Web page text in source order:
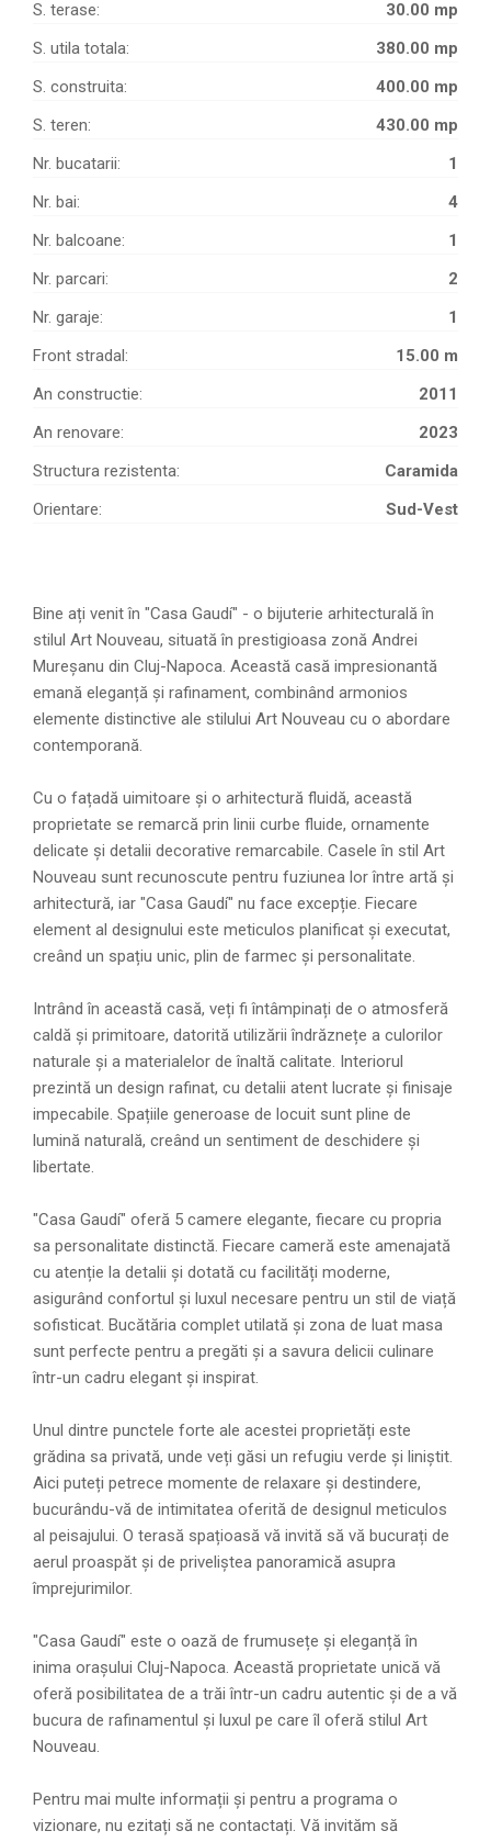
S. terase:
30.00 mp
S. utila totala:
380.00 mp
S. construita:
400.00 mp
S. teren:
430.00 mp
Nr. bucatarii:
1
Nr. bai:
4
Nr. balcoane:
1
Nr. parcari:
2
Nr. garaje:
1
Front stradal:
15.00 m
An constructie:
2011
An renovare:
2023
Structura rezistenta:
Caramida
Orientare:
Sud-Vest
Bine ați venit în "Casa Gaudí" - o bijuterie arhitecturală în
stilul Art Nouveau, situată în prestigioasa zonă Andrei
Mureșanu din Cluj-Napoca. Această casă impresionantă
emană eleganță și rafinament, combinând armonios
elemente distinctive ale stilului Art Nouveau cu o abordare
contemporană.
Cu o fațadă uimitoare și o arhitectură fluidă, această
proprietate se remarcă prin linii curbe fluide, ornamente
delicate și detalii decorative remarcabile. Casele în stil Art
Nouveau sunt recunoscute pentru fuziunea lor între artă și
arhitectură, iar "Casa Gaudí" nu face excepție. Fiecare
element al designului este meticulos planificat și executat,
creând un spațiu unic, plin de farmec și personalitate.
Intrând în această casă, veți fi întâmpinați de o atmosferă
caldă și primitoare, datorită utilizării îndrăznețe a culorilor
naturale și a materialelor de înaltă calitate. Interiorul
prezintă un design rafinat, cu detalii atent lucrate și finisaje
impecabile. Spațiile generoase de locuit sunt pline de
lumină naturală, creând un sentiment de deschidere și
libertate.
"Casa Gaudí" oferă 5 camere elegante, fiecare cu propria
sa personalitate distinctă. Fiecare cameră este amenajată
cu atenție la detalii și dotată cu facilități moderne,
asigurând confortul și luxul necesare pentru un stil de viață
sofisticat. Bucătăria complet utilată și zona de luat masa
sunt perfecte pentru a pregăti și a savura delicii culinare
într-un cadru elegant și inspirat.
Unul dintre punctele forte ale acestei proprietăți este
grădina sa privată, unde veți găsi un refugiu verde și liniștit.
Aici puteți petrece momente de relaxare și destindere,
bucurându-vă de intimitatea oferită de designul meticulos
al peisajului. O terasă spațioasă vă invită să vă bucurați de
aerul proaspăt și de priveliștea panoramică asupra
împrejurimilor.
"Casa Gaudí" este o oază de frumusețe și eleganță în
inima orașului Cluj-Napoca. Această proprietate unică vă
oferă posibilitatea de a trăi într-un cadru autentic și de a vă
bucura de rafinamentul și luxul pe care îl oferă stilul Art
Nouveau.
Pentru mai multe informații și pentru a programa o
vizionare, nu ezitați să ne contactați. Vă invităm să